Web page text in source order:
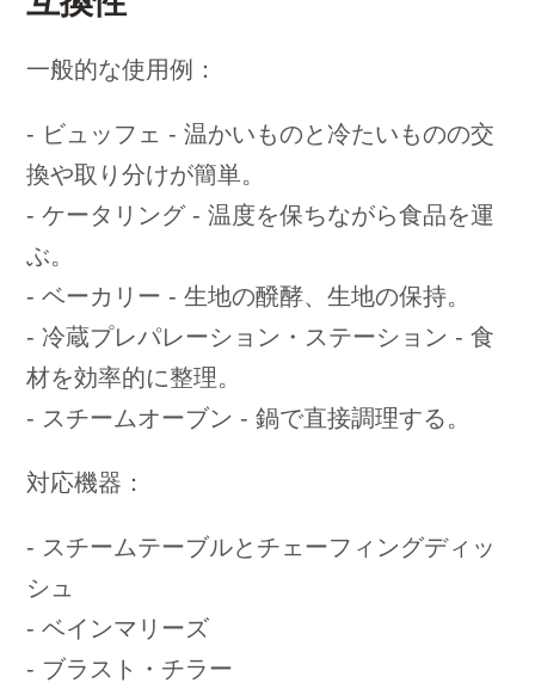
一般的な使用例：
- ビュッフェ - 温かいものと冷たいものの交
換や取り分けが簡単。
- ケータリング - 温度を保ちながら食品を運
ぶ。
- ベーカリー - 生地の醗酵、生地の保持。
- 冷蔵プレパレーション・ステーション - 食
材を効率的に整理。
- スチームオーブン - 鍋で直接調理する。
対応機器：
- スチームテーブルとチェーフィングディッ
シュ
- ベインマリーズ
- ブラスト・チラー